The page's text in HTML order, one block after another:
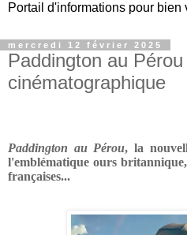
Portail d'informations pour bien
mercredi 12 février 2025
Paddington au
cinématographique
Paddington au Pérou, la
l'emblématique ours
françaises...